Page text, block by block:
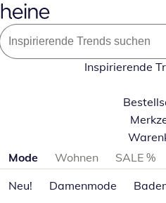
Inspirierende
Produktkategorien
Mode Wohnen SALE %
Neu!
Damenmode